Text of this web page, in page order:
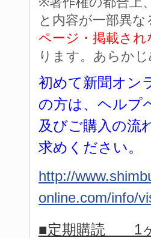
と内容が一部異な
ページ・掲載され
ります。あらか
初めて新聞オン
の方は、ヘルプ
及びご購入の流
求めください。
http://
online.com/info/
■定期購読 1ヶ